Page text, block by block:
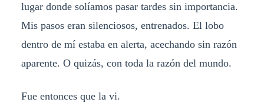
lugar donde solíamos pasar tardes sin importancia.
Mis pasos eran silenciosos, entrenados. El lobo
dentro de mí estaba en alerta, acechando sin razón
aparente. O quizás, con toda la razón del mundo.
Fue entonces que la vi.